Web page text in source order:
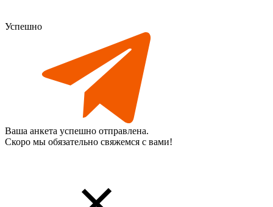
Успешно
Ваша анкета успешно отправлена.
Скоро мы обязательно свяжемся с вами!